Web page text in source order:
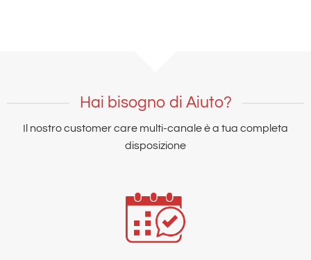
Hai bisogno di Aiuto?
Il nostro customer care multi-canale è a tua completa
disposizione